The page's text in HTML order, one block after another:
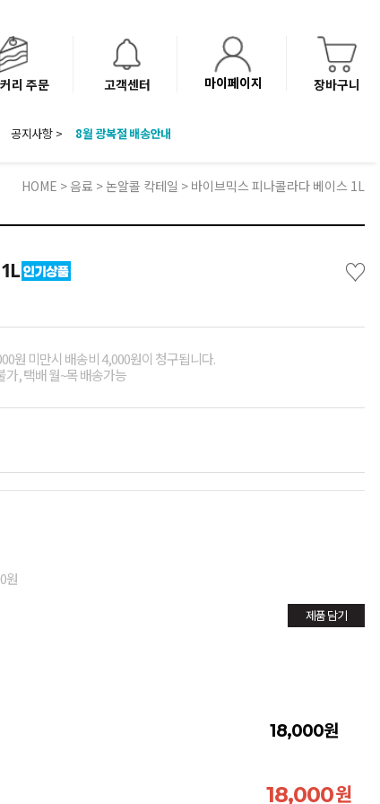
리 주문 고객센터 마이페이지 장바구니
공지사항 >
8월 광복절 배송안내
HOME >음료 >논알콜 칵테일 > 바이브믹스 피나콜라다 베이스 1L
♡
원 미만시 배송비 4,000원이 청구됩니다.
가, 택배 월~목 배송가능
원
제품 담기
18,000원
18,000원